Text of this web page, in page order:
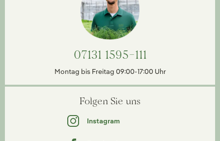
07131 1595-111
Montag bis Freitag 09:00-17:00 Uhr
Folgen Sie uns
Instagram